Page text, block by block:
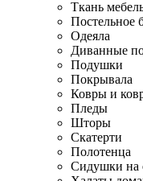
Ткань
Постельное
Одеяла
Диванные
Подушки
Покрывала
Ковры и
Пледы
Шторы
Скатерти
Полотенца
Сидушки на